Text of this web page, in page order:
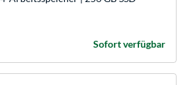
Sofort verfügbar